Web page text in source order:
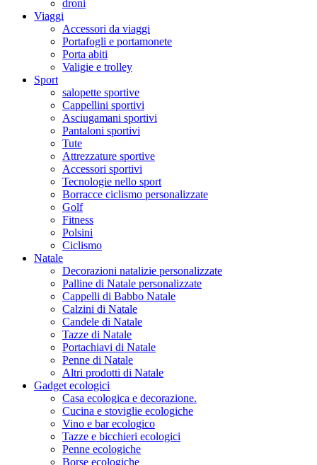
droni
Viaggi
Accessori da viaggi
Portafogli e portamonete
Porta abiti
Valigie e trolley
Sport
salopette sportive
Cappellini sportivi
Asciugamani sportivi
Pantaloni sportivi
Tute
Attrezzature sportive
Accessori sportivi
Tecnologie nello sport
Borracce ciclismo personalizzate
Golf
Fitness
Polsini
Ciclismo
Natale
Decorazioni natalizie personalizzate
Palline di Natale personalizzate
Cappelli di Babbo Natale
Calzini di Natale
Candele di Natale
Tazze di Natale
Portachiavi di Natale
Penne di Natale
Altri prodotti di Natale
Gadget ecologici
Casa ecologica e decorazione.
Cucina e stoviglie ecologiche
Vino e bar ecologico
Tazze e bicchieri ecologici
Penne ecologiche
Borse ecologiche